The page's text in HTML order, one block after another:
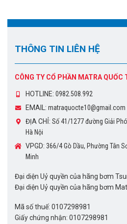
THÔNG TIN LIÊN HỆ
CÔNG TY CỔ PHẦN MATRA QUỐC
HOTLINE: 0982.508.992
EMAIL: matraquocte10@gmail.com
ĐỊA CHỈ: Số 41/1277 đường Giải
Hà Nội
VPGD: 366/4 Gò Dầu, Phường Tân
Minh
Đại diện Uỷ quyền của hãng bơm
Đại diện Uỷ quyền của hãng bơm
Mã số thuế: 0107298981
Giấy chứng nhận: 0107298981